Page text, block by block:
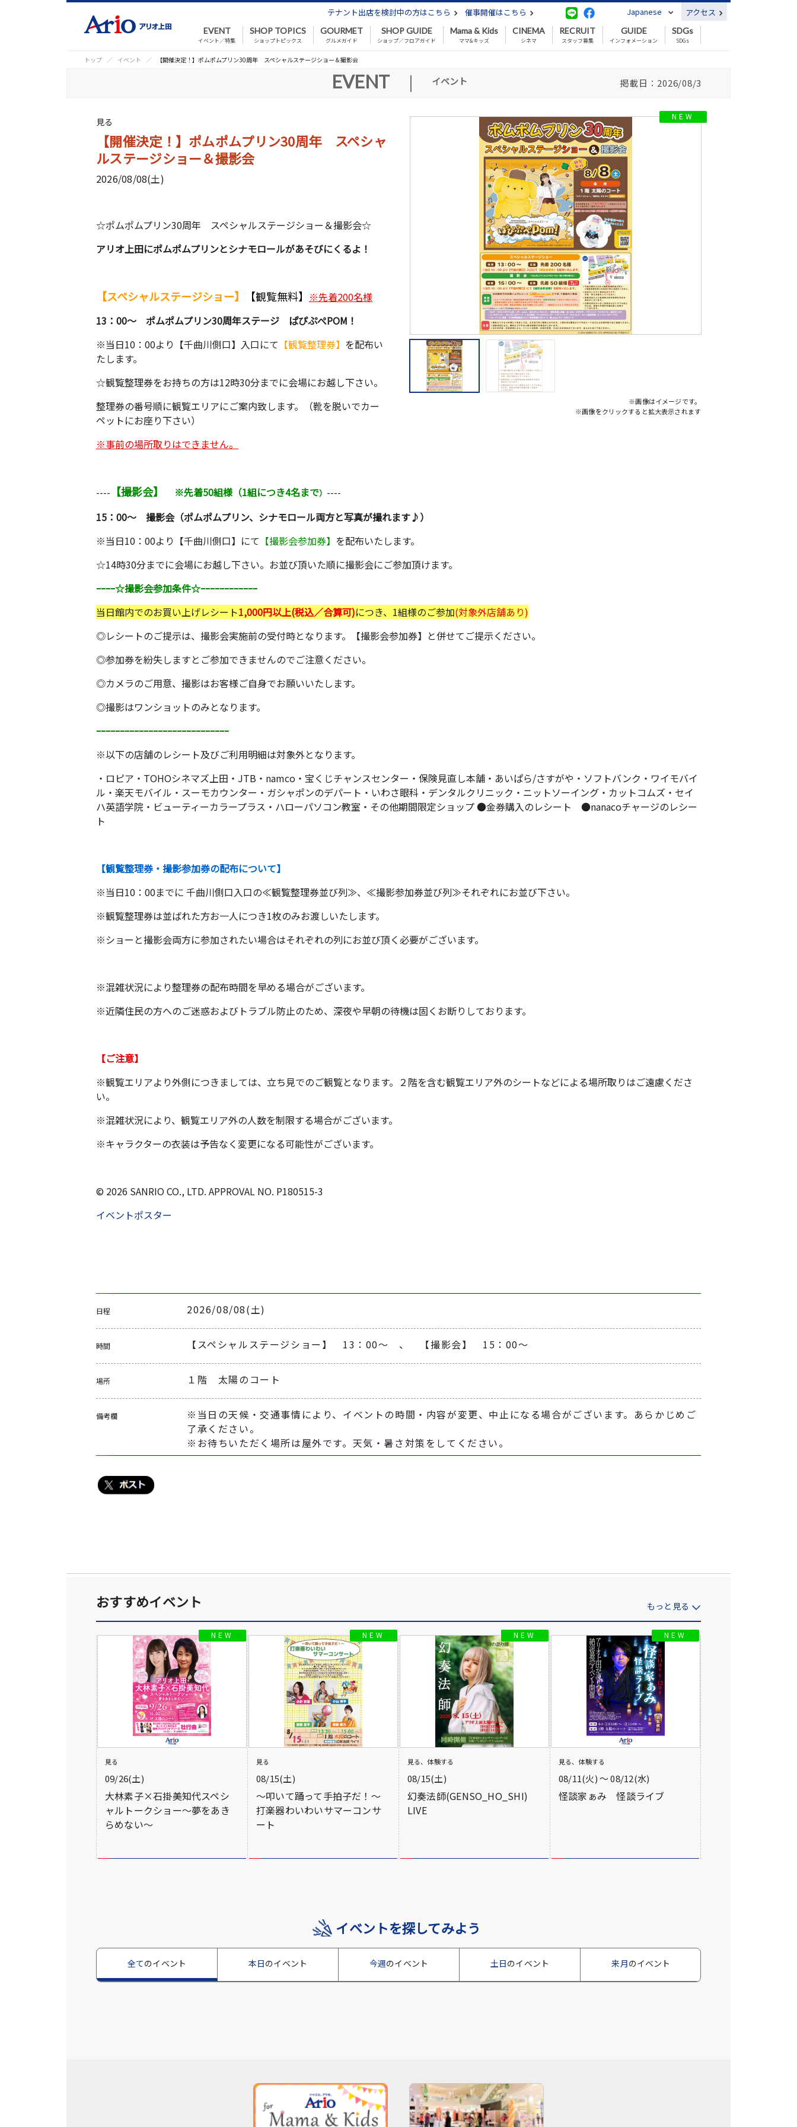
テナント出店を検討中の方はこちら 催事開催はこちら Japanese アクセス
EVENT
イベント／特集
SHOP TOPICS
ショップトピックス
GOURMET
グルメガイド
SHOP GUIDE
ショップ／フロアガイド
Mama & Kids
ママ&キッズ
CINEMA
シネマ
RECRUIT
スタッフ募集
GUIDE
インフォメーション
SDGs
SDGs
トップ イベント 【開催決定！】ポムポムプリン30周年 スペシャルステージショー＆撮影会
EVENT | イベント 掲載日：2026/08/3
※画像はイメージです。
※画像をクリックすると拡大表示されます
見る
【開催決定！】ポムポムプリン30周年 スペシャ
ルステージショー＆撮影会
2026/08/08(土)
☆ポムポムプリン30周年 スペシャルステージショー＆撮影会☆
アリオ上田にポムポムプリンとシナモロールがあそびにくるよ！
【スペシャルステージショー】 【観覧無料】 ※先着200名様
13：00～ ポムポムプリン30周年ステージ ぱぴぷぺPOM！
※当日10：00より【千曲川側口】入口にて 【観覧整理券】 を配布い
たします。
☆観覧整理券をお持ちの方は12時30分までに会場にお越し下さい。
整理券の番号順に観覧エリアにご案内致します。（靴を脱いでカー
ペットにお座り下さい）
※事前の場所取りはできません。
---- 【撮影会】 ※先着50組様（1組につき4名まで） ----
15：00～ 撮影会（ポムポムプリン、シナモロール両方と写真が撮れます♪）
※当日10：00より【千曲川側口】にて 【撮影会参加券】 を配布いたします。
☆14時30分までに会場にお越し下さい。お並び頂いた順に撮影会にご参加頂けます。
ｰｰｰｰ☆撮影会参加条件☆ｰｰｰｰｰｰｰｰｰｰｰｰ
当日館内でのお買い上げレシート1,000円以上(税込／合算可)につき、1組様のご参加(対象外店舗あり)
◎レシートのご提示は、撮影会実施前の受付時となります。【撮影会参加券】と併せてご提示ください。
◎参加券を紛失しますとご参加できませんのでご注意ください。
◎カメラのご用意、撮影はお客様ご自身でお願いいたします。
◎撮影はワンショットのみとなります。
ｰｰｰｰｰｰｰｰｰｰｰｰｰｰｰｰｰｰｰｰｰｰｰｰｰｰｰｰ
※以下の店舗のレシート及びご利用明細は対象外となります。
・ロピア・TOHOシネマズ上田・JTB・namco・宝くじチャンスセンター・保険見直し本舗・あいぱら/さすがや・ソフトバンク・ワイモバイ
ル・楽天モバイル・スーモカウンター・ガシャポンのデパート・いわさ眼科・デンタルクリニック・ニットソーイング・カットコムズ・セイ
ハ英語学院・ビューティーカラープラス・ハローパソコン教室・その他期間限定ショップ ●金券購入のレシート ●nanacoチャージのレシー
ト
【観覧整理券・撮影参加券の配布について】
※当日10：00までに 千曲川側口入口の≪観覧整理券並び列≫、≪撮影参加券並び列≫それぞれにお並び下さい。
※観覧整理券は並ばれた方お一人につき1枚のみお渡しいたします。
※ショーと撮影会両方に参加されたい場合はそれぞれの列にお並び頂く必要がございます。
※混雑状況により整理券の配布時間を早める場合がございます。
※近隣住民の方へのご迷惑およびトラブル防止のため、深夜や早朝の待機は固くお断りしております。
【ご注意】
※観覧エリアより外側につきましては、立ち見でのご観覧となります。２階を含む観覧エリア外のシートなどによる場所取りはご遠慮くださ
い。
※混雑状況により、観覧エリア外の人数を制限する場合がございます。
※キャラクターの衣装は予告なく変更になる可能性がございます。
© 2026 SANRIO CO., LTD. APPROVAL NO. P180515-3
イベントポスター
日程 2026/08/08(土)
時間 【スペシャルステージショー】　13：00～　、　【撮影会】　15：00～
場所 １階　太陽のコート
備考欄
※当日の天候・交通事情により、イベントの時間・内容が変更、中止になる場合がございます。あらかじめご
了承ください。
※お待ちいただく場所は屋外です。天気・暑さ対策をしてください。
おすすめイベント もっと見る
見る
09/26(土)
大林素子×石掛美知代スペシ
ャルトークショー～夢をあき
らめない～
見る
08/15(土)
～叩いて踊って手拍子だ！～
打楽器わいわいサマーコンサ
ート
見る、体験する
08/15(土)
幻奏法師(GENSO_HO_SHI)
LIVE
見る、体験する
08/11(火) 〜 08/12(水)
怪談家ぁみ 怪談ライブ
イベントを探してみよう
全てのイベント 本日のイベント 今週のイベント 土日のイベント 来月のイベント